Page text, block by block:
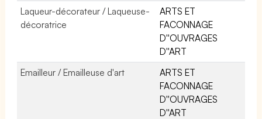
Laqueur-décorateur / Laqueuse-
décoratrice
ARTS ET
FACONNAGE
D''OUVRAGES
D''ART
Emailleur / Emailleuse d'art
ARTS ET
FACONNAGE
D''OUVRAGES
D''ART